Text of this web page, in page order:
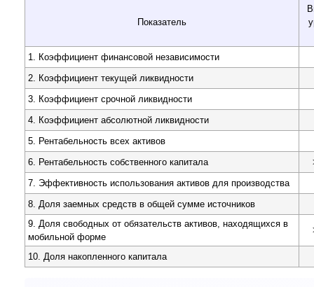
Показатель
1. Коэффициент финансовой независимости
2. Коэффициент текущей ликвидности
3. Коэффициент срочной ликвидности
4. Коэффициент абсолютной ликвидности
5. Рентабельность всех активов
6. Рентабельность собственного капитала
7. Эффективность использования активов для производства
8. Доля заемных средств в общей сумме источников
9. Доля свободных от обязательств активов, находящихся в
мобильной форме
10. Доля накопленного капитала